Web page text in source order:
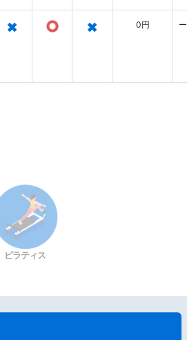
× ○ × 0円 ー
ピラティス